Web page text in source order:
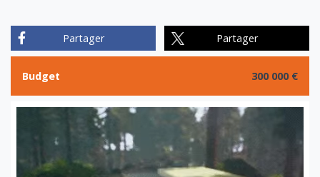
Partager Partager
Budget 300 000 €